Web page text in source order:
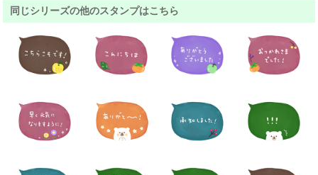
同じシリーズの他のスタンプはこちら